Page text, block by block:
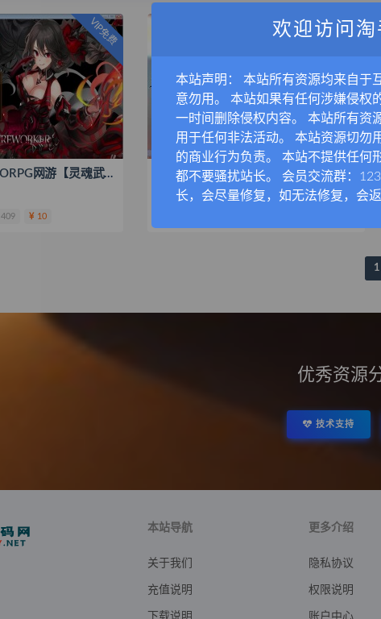
VIP免费
3D次元动漫MMORPG网游【灵魂武器花嫁72级第二版】最新整理Win一键服务端+网页注册+充值后台+修改工具+补丁攻略+GM指令+GM工具+PC客户端+搭建教程
409 10
VIP免费
3D次元动漫MMORPG网游【灵魂武器100级女狙版】最新整理Win服务端+网页注册+充值后台+修改工具+补丁攻略+GM指令+GM工具+PC客户端+搭建教程
灵魂武器
1
优秀资源
技术支持
本站导航
关于我们
充值说明
下载说明
更多介绍
隐私协议
权限说明
账户中心
欢迎访问
本站声明： 本站所有资源均来自于
意勿用。 本站如果有任何涉嫌侵权
一时间删除侵权内容。 本站所有资
用于任何非法活动。 本站资源切勿
的商业行为负责。 本站不提供任何
都不要骚扰站长。 会员交流群：
长，会尽量修复，如无法修复，会